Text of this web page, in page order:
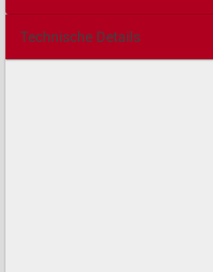
Technische Details